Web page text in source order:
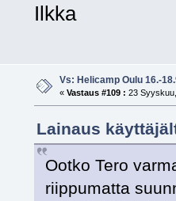
Ilkka
Vs: Helicamp Oulu 16.-
« Vastaus #109 : 23
Lainaus
Ootko Tero
riippumatta